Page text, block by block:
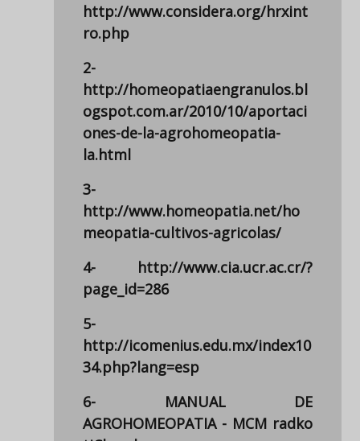
http://www.considera.org/hrxint
ro.php
2-
http://homeopatiaengranulos.bl
ogspot.com.ar/2010/10/aportaci
ones-de-la-agrohomeopatia-
la.html
3-
http://www.homeopatia.net/ho
meopatia-cultivos-agricolas/
4- http://www.cia.ucr.ac.cr/?
page_id=286
5-
http://icomenius.edu.mx/index10
34.php?lang=esp
6- MANUAL DE
AGROHOMEOPATIA - MCM radko